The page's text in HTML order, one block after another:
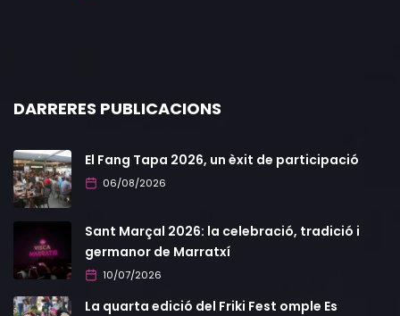
DARRERES PUBLICACIONS
El Fang Tapa 2026, un èxit de participació
06/08/2026
Sant Marçal 2026: la celebració, tradició i
germanor de Marratxí
10/07/2026
La quarta edició del Friki Fest omple Es